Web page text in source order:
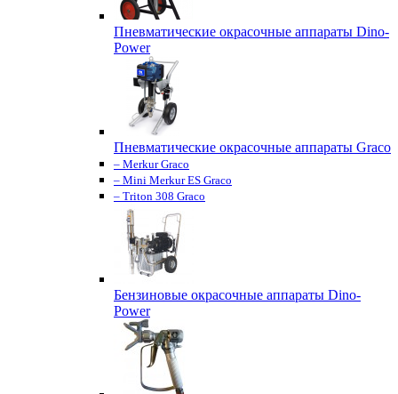
Пневматические окрасочные аппараты Dino-
Power
Пневматические окрасочные аппараты Graco
– Merkur Graco
– Mini Merkur ES Graco
– Triton 308 Graco
Бензиновые окрасочные аппараты Dino-
Power